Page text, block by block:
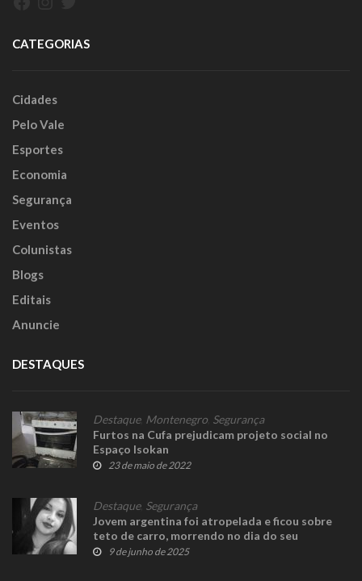
CATEGORIAS
Cidades
Pelo Vale
Esportes
Economia
Segurança
Eventos
Colunistas
Blogs
Editais
Anuncie
DESTAQUES
Destaque, Montenegro Segurança
Furtos na Cufa prejudicam projeto social no
Espaço Isokan
23 de maio de 2022
Destaque, Segurança
Jovem argentina foi atropelada e ficou sobre
teto de carro, morrendo no dia do seu
aniversário
9 de junho de 2025